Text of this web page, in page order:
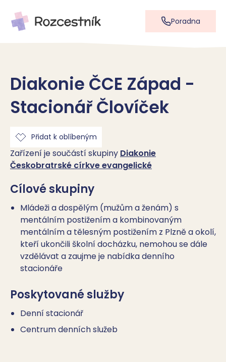
Poradna
Diakonie ČCE Západ -
Stacionář Človíček
Přidat k oblíbeným
Zařízení je součástí skupiny Diakonie
Českobratrské církve evangelické
Cílové skupiny
Mládeži a dospělým (mužům a ženám) s
mentálním postižením a kombinovaným
mentálním a tělesným postižením z Plzně a okolí,
kteří ukončili školní docházku, nemohou se dále
vzdělávat a zaujme je nabídka denního
stacionáře
Poskytované služby
Denní stacionář
Centrum denních služeb